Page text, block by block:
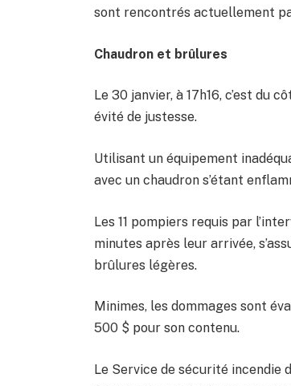
sont rencontrés actuellement
Chaudron et brûlures
Le 30 janvier, à 17h16, c’est du
évité de justesse.
Utilisant un équipement
avec un chaudron s’étant
Les 11 pompiers requis par
minutes après leur arrivée,
brûlures légères.
Minimes, les dommages sont
500 $ pour son contenu.
Le Service de sécurité incendie